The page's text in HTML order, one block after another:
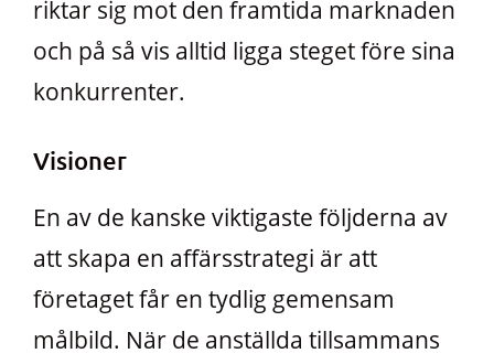
riktar sig mot den framtida marknaden
och på så vis alltid ligga steget före sina
konkurrenter.
Visioner
En av de kanske viktigaste följderna av
att skapa en affärsstrategi är att
företaget får en tydlig gemensam
målbild. När de anställda tillsammans